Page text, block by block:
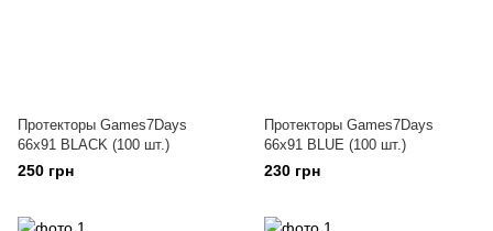
Протекторы Games7Days
66x91 BLACK (100 шт.)
250 грн
Протекторы Games7Days
66x91 BLUE (100 шт.)
230 грн